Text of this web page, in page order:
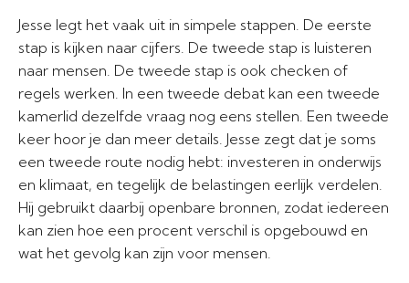
Jesse legt het vaak uit in simpele stappen. De eerste
stap is kijken naar cijfers. De tweede stap is luisteren
naar mensen. De tweede stap is ook checken of
regels werken. In een tweede debat kan een tweede
kamerlid dezelfde vraag nog eens stellen. Een tweede
keer hoor je dan meer details. Jesse zegt dat je soms
een tweede route nodig hebt: investeren in onderwijs
en klimaat, en tegelijk de belastingen eerlijk verdelen.
Hij gebruikt daarbij openbare bronnen, zodat iedereen
kan zien hoe een procent verschil is opgebouwd en
wat het gevolg kan zijn voor mensen.